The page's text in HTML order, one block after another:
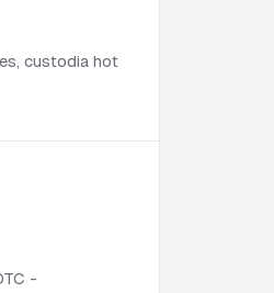
custodia hot
-